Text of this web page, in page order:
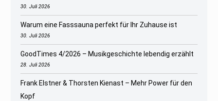
30. Juli 2026
Warum eine Fasssauna perfekt für Ihr Zuhause ist
30. Juli 2026
GoodTimes 4/2026 – Musikgeschichte lebendig erzählt
28. Juli 2026
Frank Elstner & Thorsten Kienast – Mehr Power für den
Kopf